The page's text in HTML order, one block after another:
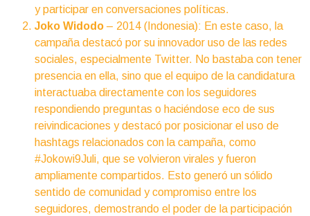
y participar en conversaciones políticas.
Joko Widodo – 2014 (Indonesia): En este caso, la
campaña destacó por su innovador uso de las redes
sociales, especialmente Twitter. No bastaba con tener
presencia en ella, sino que el equipo de la candidatura
interactuaba directamente con los seguidores
respondiendo preguntas o haciéndose eco de sus
reivindicaciones y destacó por posicionar el uso de
hashtags relacionados con la campaña, como
#Jokowi9Juli, que se volvieron virales y fueron
ampliamente compartidos. Esto generó un sólido
sentido de comunidad y compromiso entre los
seguidores, demostrando el poder de la participación